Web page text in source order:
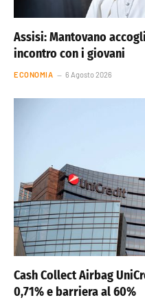
Assisi: Mantovano
incontro con i giovani
ECONOMIA 6 Agosto 2026
Cash Collect Airbag
0,71% e barriera al 60%